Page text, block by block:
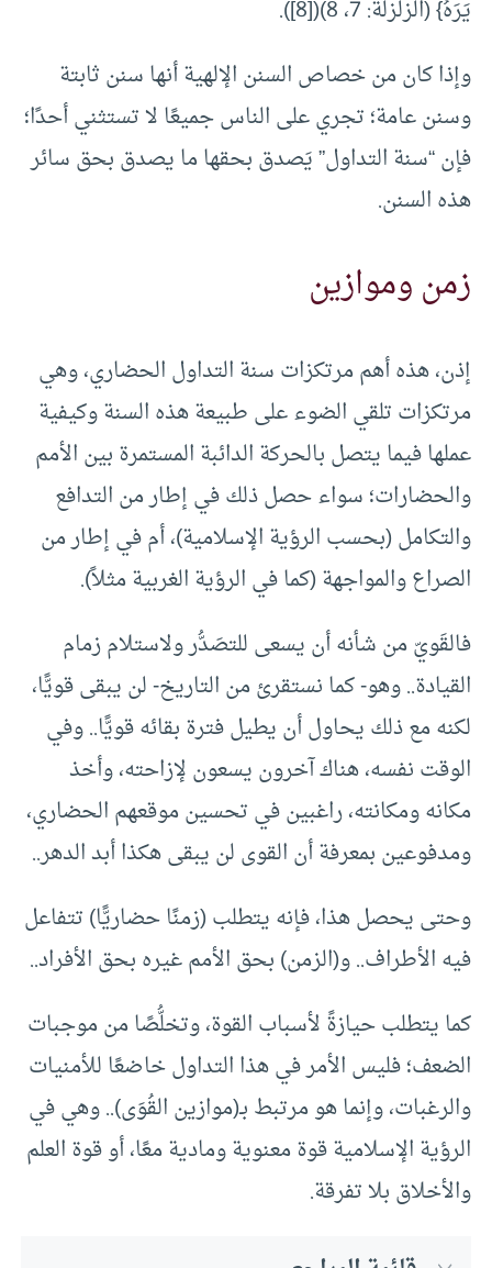
يَرَهُ} (الزلزلة: 7، 8)(
[8]
).
وإذا كان من خصاص السنن الإلهية أنها سنن ثابتة
وسنن عامة؛ تجري على الناس جميعًا لا تستثني أحدًا؛
فإن “سنة التداول” يَصدق بحقها ما يصدق بحق سائر
هذه السنن.
زمن وموازين
إذن، هذه أهم مرتكزات سنة التداول الحضاري، وهي
مرتكزات تلقي الضوء على طبيعة هذه السنة وكيفية
عملها فيما يتصل بالحركة الدائبة المستمرة بين الأمم
والحضارات؛ سواء حصل ذلك في إطار من التدافع
والتكامل (بحسب الرؤية الإسلامية)، أم في إطار من
الصراع والمواجهة (كما في الرؤية الغربية مثلاً).
فالقَويّ من شأنه أن يسعى للتصَدُّر ولاستلام زمام
القيادة.. وهو- كما نستقرئ من التاريخ- لن يبقى قويًّا،
لكنه مع ذلك يحاول أن يطيل فترة بقائه قويًّا.. وفي
الوقت نفسه، هناك آخرون يسعون لإزاحته، وأخذ
مكانه ومكانته، راغبين في تحسين موقعهم الحضاري،
ومدفوعين بمعرفة أن القوى لن يبقى هكذا أبد الدهر..
وحتى يحصل هذا، فإنه يتطلب (زمنًا حضاريًّا) تتفاعل
فيه الأطراف.. و(الزمن) بحق الأمم غيره بحق الأفراد..
كما يتطلب حيازةً لأسباب القوة، وتخلُّصًا من موجبات
الضعف؛ فليس الأمر في هذا التداول خاضعًا للأمنيات
والرغبات، وإنما هو مرتبط بـ(موازين القُوَى).. وهي في
الرؤية الإسلامية قوة معنوية ومادية معًا، أو قوة العلم
والأخلاق بلا تفرقة.